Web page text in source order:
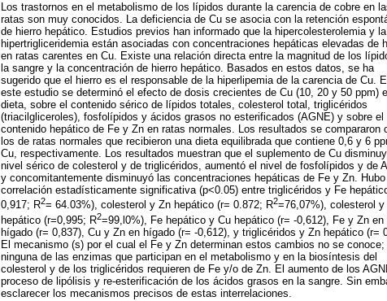
Los trastornos en el metabolismo de los lípidos durante la carencia de cobre en
ratas son muy conocidos. La deficiencia de Cu se asocia con la retención
de hierro hepático. Estudios previos han informado que la hipercolesterolemia y la
hipertrigliceridemia están asociadas con concentraciones hepáticas elevadas de
en ratas carentes en Cu. Existe una relación directa entre la magnitud de los
la sangre y la concentración de hierro hepático. Basados en estos datos, se ha
sugerido que el hierro es el responsable de la hiperlipemia de la carencia de Cu.
este estudio se determinó el efecto de dosis crecientes de Cu (10, 20 y 50 ppm)
dieta, sobre el contenido sérico de lípidos totales, colesterol total, triglicéridos
(triacilgliceroles), fosfolípidos y ácidos grasos no esterificados (AGNE) y sobre el
contenido hepático de Fe y Zn en ratas normales. Los resultados se compararon
los de ratas normales que recibieron una dieta equilibrada que contiene 0,6 y 6
Cu, respectivamente. Los resultados muestran que el suplemento de Cu
nivel sérico de colesterol y de triglicéridos, aumentó el nivel de fosfolípidos y de
y concomitantemente disminuyó las concentraciones hepáticas de Fe y Zn.
correlación estadísticamente significativa (p<0.05) entre triglicéridos y Fe
0,917; R2= 64.03%), colesterol y Zn hepático (r= 0.872; R2=76,07%), colesterol y
hepático (r=0,995; R2=99,l0%), Fe hepático y Cu hepático (r= -0,612), Fe y Zn en
hígado (r= 0,837), Cu y Zn en hígado (r= -0,612), y triglicéridos y Zn hepático (r=
El mecanismo (s) por el cual el Fe y Zn determinan estos cambios no se conoce;
ninguna de las enzimas que participan en el metabolismo y en la biosíntesis del
colesterol y de los triglicéridos requieren de Fe y/o de Zn. El aumento de los
proceso de lipólisis y re-esterificación de los ácidos grasos en la sangre. Sin
esclarecer los mecanismos precisos de estas interrelaciones.